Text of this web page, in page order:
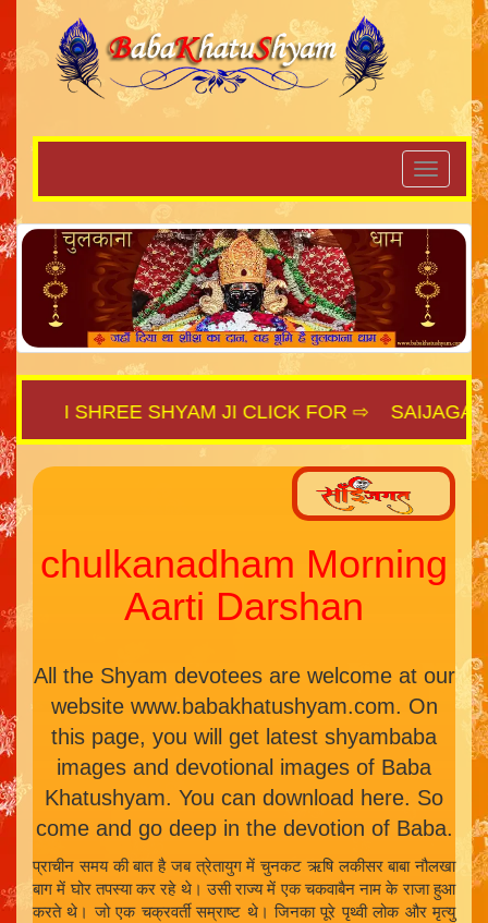
JAI SHREE SHYAM JI CLICK FOR ⇨
chulkanadham Morning
Aarti Darshan
All the Shyam devotees are welcome at our
website www.babakhatushyam.com. On
this page, you will get latest shyambaba
images and devotional images of Baba
Khatushyam. You can download here. So
come and go deep in the devotion of Baba.
प्राचीन समय की बात है जब त्रेतायुग में चुनकट ऋषि लकीसर बाबा नौलखा
बाग में घोर तपस्या कर रहे थे। उसी राज्य में एक चकवाबैन नाम के राजा हुआ
करते थे। जो एक चक्रवर्ती सम्राष्ट थे। जिनका पूरे पृथ्वी लोक और मृत्यु